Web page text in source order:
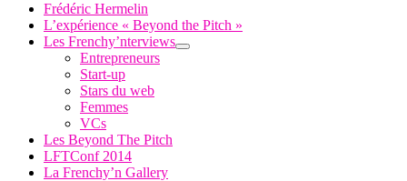
Frédéric Hermelin
L’expérience « Beyond the Pitch »
Les Frenchy’nterviews
Entrepreneurs
Start-up
Stars du web
Femmes
VCs
Les Beyond The Pitch
LFTConf 2014
La Frenchy’n Gallery